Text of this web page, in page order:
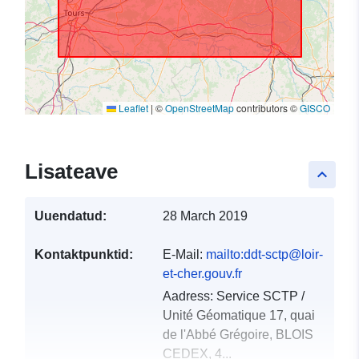
Leaflet | ©OpenStreetMapcontributors ©GISCO
keyboard_arrow_up
Lisateave
Uuendatud: 28 March 2019
Kontaktpunktid: E-Mail: mailto:ddt-sctp@loir-
et-cher.gouv.fr
Aadress: Service SCTP /
Unité Géomatique 17, quai
de l'Abbé Grégoire, BLOIS
CEDEX, 4...